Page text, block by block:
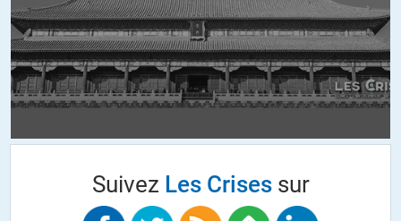
Neolibéralisme, ultralibéralisme, libre échange sont des maladies
mortelles. Qui touchent le monde entier. Sur ce point, qui n’est pas
bien original, on ne peut qu’être d’accord à 100%.Sur la suite,je suis
plus mitigé. M. Chomski constate, à juste titre ,la montée de la
violence sociale et politique aux US(et ailleurs aussi). Mais il n’en dit
Chomsky se garde bien d’évoquer, et pour cause, il y a le
certes, mais frappée de plein fouet par l’évolution financière et
sociétale. ce déclassement est traité par le mépris par les classes
Suivez Les Crisessur